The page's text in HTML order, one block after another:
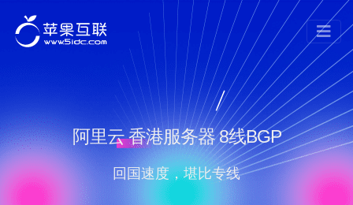
阿里云 香港服务器 8线BGP
回国速度，堪比专线